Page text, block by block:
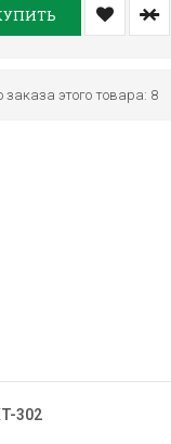
этого товара: 8
302